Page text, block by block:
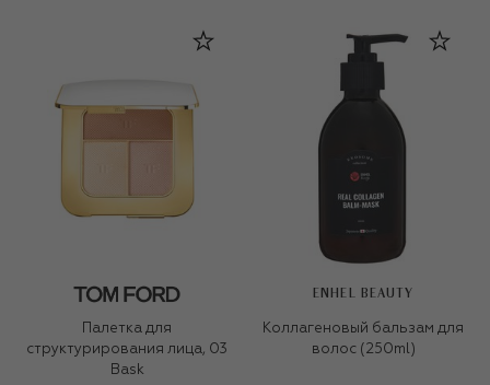
Палетка для
структурирования лица, 03
Bask
ENHEL BEAUTY
Коллагеновый бальзам для
волос (250ml)